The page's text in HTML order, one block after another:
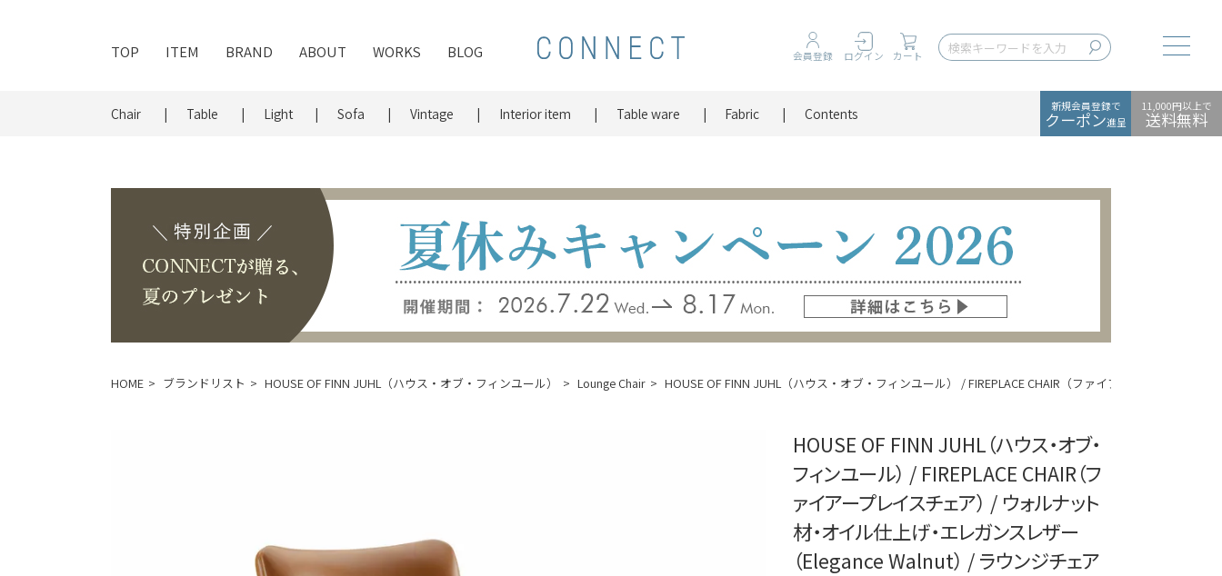
TOP ITEM BRAND ABOUT WORKS BLOG 会員登録 ログイン カート
Chair Table Light Sofa Vintage Interior item Table ware Fabric Contents 新規会員登録で
クーポン進呈
11,000円以上で
送料無料
HOME ブランドリスト HOUSE OF FINN JUHL（ハウス・オブ・フィンユール） Lounge Chair HOUSE OF FINN JUHL（ハウス・オブ・フィンユール） / FIREPLACE CHAIR（ファイアープレイスチ
HOUSE OF FINN JUHL（ハウス・オブ・
フィンユール） / FIREPLACE CHAIR（フ
ァイアープレイスチェア） / ウォルナット
材・オイル仕上げ・エレガンスレザー
（Elegance Walnut） / ラウンジチェア